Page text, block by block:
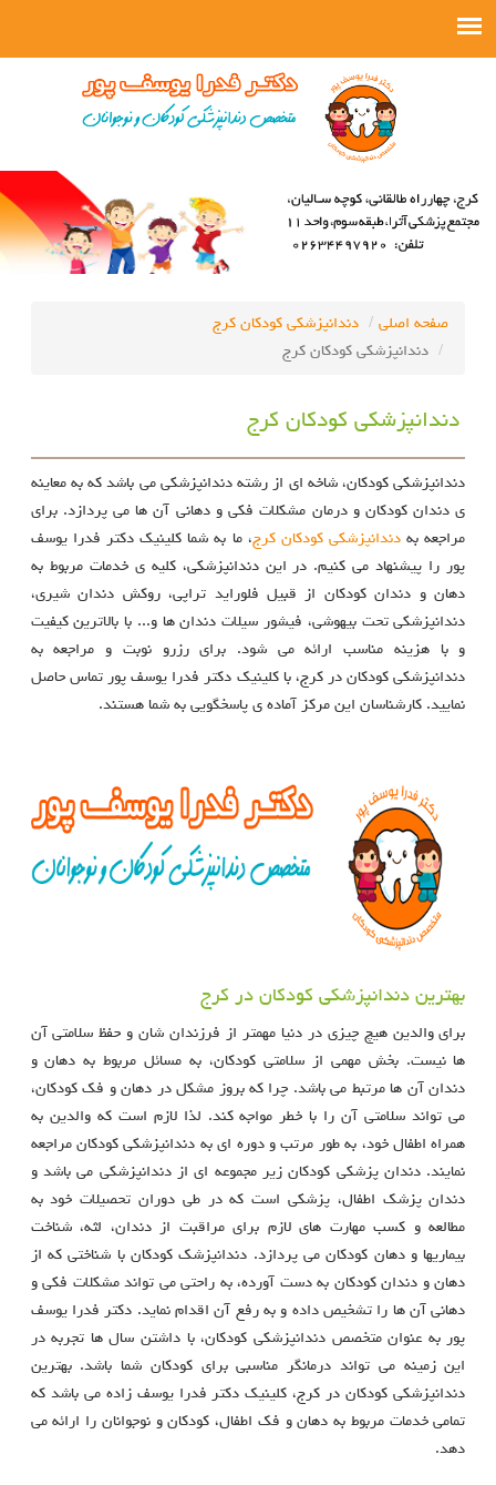
صفحه اصلی
دندانپزشکی کودکان کرج
دندانپزشکی کودکان کرج
دندانپزشکی کودکان کرج
دندانپزشکی کودکان، شاخه ای از رشته دندانپزشکی می باشد که به معاینه
ی دندان کودکان و درمان مشکلات فکی و دهانی آن ها می پردازد. برای
مراجعه به دندانپزشکی کودکان کرج، ما به شما کلینیک دکتر فدرا یوسف
پور را پیشنهاد می کنیم. در این دندانپزشکی، کلیه ی خدمات مربوط به
دهان و دندان کودکان از قبیل فلوراید تراپی، روکش دندان شیری،
دندانپزشکی تحت بیهوشی، فیشور سیلات دندان ها و... با بالاترین کیفیت
و با هزینه مناسب ارائه می شود. برای رزرو نوبت و مراجعه به
دندانپزشکی کودکان در کرج، با کلینیک دکتر فدرا یوسف پور تماس حاصل
نمایید. کارشناسان این مرکز آماده ی پاسخگویی به شما هستند.
بهترین دندانپزشکی کودکان در کرج
برای والدین هیچ چیزی در دنیا مهمتر از فرزندان شان و حفظ سلامتی آن
ها نیست. بخش مهمی از سلامتی کودکان، به مسائل مربوط به دهان و
دندان آن ها مرتبط می باشد. چرا که بروز مشکل در دهان و فک کودکان،
می تواند سلامتی آن را با خطر مواجه کند. لذا لازم است که والدین به
همراه اطفال خود، به طور مرتب و دوره ای به دندانپزشکی کودکان مراجعه
نمایند. دندان پزشکی کودکان زیر مجموعه ای از دندانپزشکی می باشد و
دندان پزشک اطفال، پزشکی است که در طی دوران تحصیلات خود به
مطالعه و کسب مهارت های لازم برای مراقبت از دندان، لثه، شناخت
بیماریها و دهان کودکان می پردازد. دندانپزشک کودکان با شناختی که از
دهان و دندان کودکان به دست آورده، به راحتی می تواند مشکلات فکی و
دهانی آن ها را تشخیص داده و به رفع آن اقدام نماید. دکتر فدرا یوسف
پور به عنوان متخصص دندانپزشکی کودکان، با داشتن سال ها تجربه در
این زمینه می تواند درمانگر مناسبی برای کودکان شما باشد. بهترین
دندانپزشکی کودکان در کرج، کلینیک دکتر فدرا یوسف زاده می باشد که
تمامی خدمات مربوط به دهان و فک اطفال، کودکان و نوجوانان را ارائه می
دهد.